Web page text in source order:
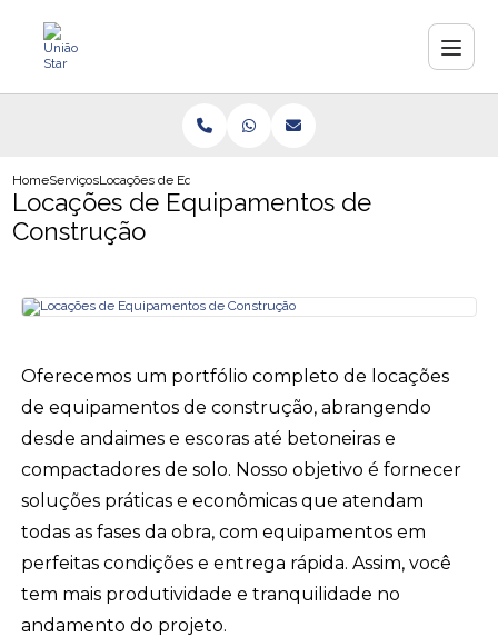
HomeServiçosLocações de Equipamentos de Construção
Locações de Equipamentos de
Construção
Oferecemos um portfólio completo de locações
de equipamentos de construção, abrangendo
desde andaimes e escoras até betoneiras e
compactadores de solo. Nosso objetivo é fornecer
soluções práticas e econômicas que atendam
todas as fases da obra, com equipamentos em
perfeitas condições e entrega rápida. Assim, você
tem mais produtividade e tranquilidade no
andamento do projeto.